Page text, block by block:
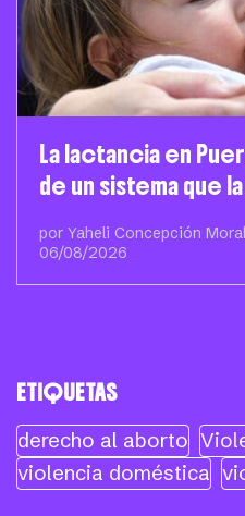
La lactancia en
de un sistema que
por Yaheli Concepción
06/08/2026
ETIQUETAS
derecho al aborto
violencia doméstica